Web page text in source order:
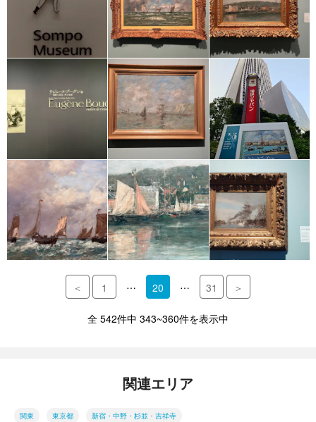
＜ 1 … 20 … 31 ＞
全 542件中 343~360件を表示中
関連エリア
関東 東京都 新宿・中野・杉並・吉祥寺